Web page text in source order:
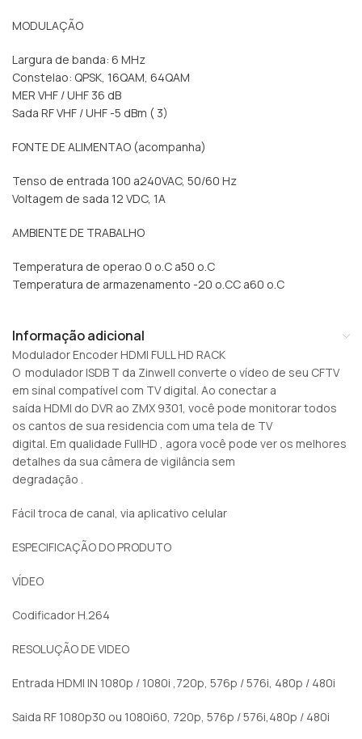
MODULAÇÃO
Largura de banda: 6 MHz
Constelao: QPSK, 16QAM, 64QAM
MER VHF / UHF 36 dB
Sada RF VHF / UHF -5 dBm ( 3)
FONTE DE ALIMENTAO (acompanha)
Tenso de entrada 100 a240VAC, 50/60 Hz
Voltagem de sada 12 VDC, 1A
AMBIENTE DE TRABALHO
Temperatura de operao 0 o.C a50 o.C
Temperatura de armazenamento -20 o.CC a60 o.C
Informação adicional
Modulador Encoder HDMI FULL HD RACK
O modulador ISDB T da Zinwell converte o vídeo de seu CFTV
em sinal compatível com TV digital. Ao conectar a
saída HDMI do DVR ao ZMX 9301, você pode monitorar todos
os cantos de sua residencia com uma tela de TV
digital. Em qualidade FullHD , agora você pode ver os melhores
detalhes da sua câmera de vigilância sem
degradação .
Fácil troca de canal, via aplicativo celular
ESPECIFICAÇÃO DO PRODUTO
VÍDEO
Codificador H.264
RESOLUÇÃO DE VIDEO
Entrada HDMI IN 1080p / 1080i ,720p, 576p / 576i, 480p / 480i
Saida RF 1080p30 ou 1080i60, 720p, 576p / 576i,480p / 480i